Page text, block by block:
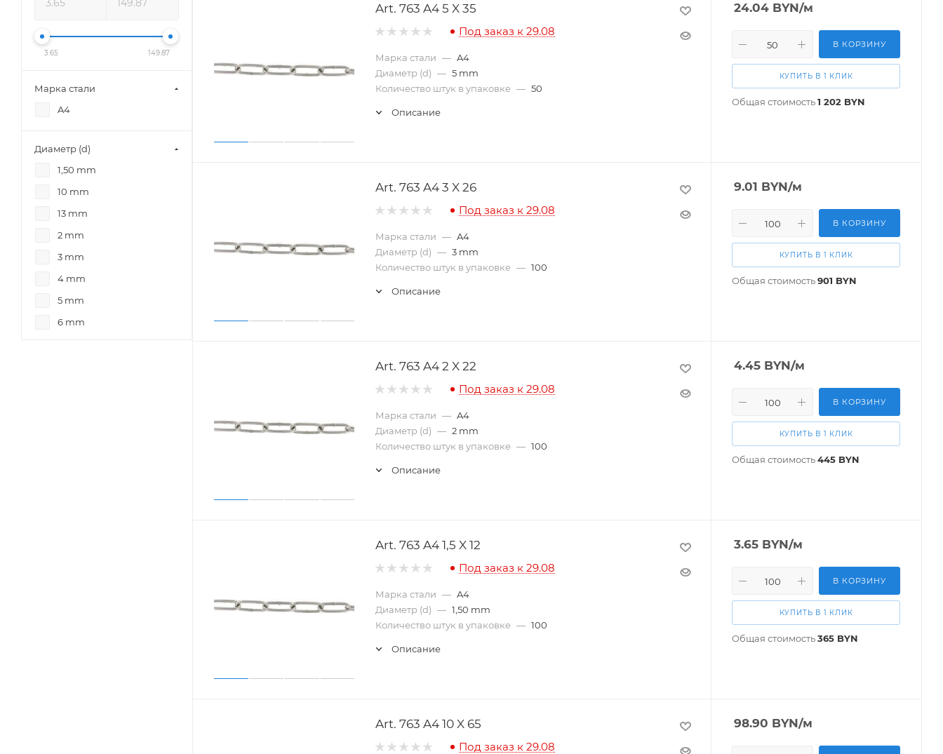
Art. 763 A4 5 X 35
Под заказ к 29.08
Марка стали — A4
Диаметр (d) — 5 mm
Количество штук в упаковке — 50
Описание
24.04 BYN/м
В КОРЗИНУ
КУПИТЬ В 1 КЛИК
Общая стоимость1 202 BYN
Art. 763 A4 3 X 26
Под заказ к 29.08
Марка стали — A4
Диаметр (d) — 3 mm
Количество штук в упаковке — 100
Описание
9.01 BYN/м
В КОРЗИНУ
КУПИТЬ В 1 КЛИК
Общая стоимость901 BYN
Art. 763 A4 2 X 22
Под заказ к 29.08
Марка стали — A4
Диаметр (d) — 2 mm
Количество штук в упаковке — 100
Описание
4.45 BYN/м
В КОРЗИНУ
КУПИТЬ В 1 КЛИК
Общая стоимость445 BYN
Art. 763 A4 1,5 X 12
Под заказ к 29.08
Марка стали — A4
Диаметр (d) — 1,50 mm
Количество штук в упаковке — 100
Описание
3.65 BYN/м
В КОРЗИНУ
КУПИТЬ В 1 КЛИК
Общая стоимость365 BYN
Art. 763 A4 10 X 65
Под заказ к 29.08
98.90 BYN/м
3.65 149.87
Марка стали
A4
Диаметр (d)
1,50 mm
10 mm
13 mm
2 mm
3 mm
4 mm
5 mm
6 mm